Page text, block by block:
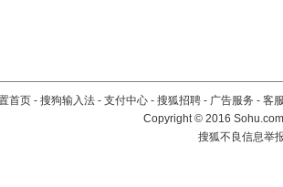
首页 - 搜狗输入法 - 支付中心 - 搜狐招聘 - 广告服务 - 客
Copyright©2016
搜狐不良信息举